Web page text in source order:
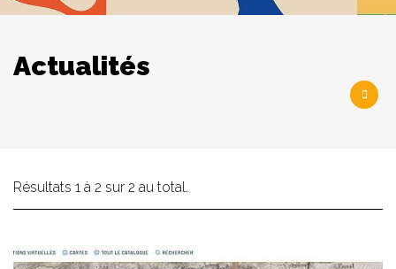
Actualités
Résultats 1 à 2 sur 2 au total.